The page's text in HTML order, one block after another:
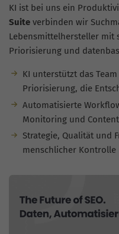
KI ist bei uns ein
Suite verbinden wir
Lebensmittelhersteller mit
Priorisierung und
KI unterstützt das
Priorisierung, die
Automatisierte
Monitoring und
Strategie, Qualität und
menschlicher Kontrolle